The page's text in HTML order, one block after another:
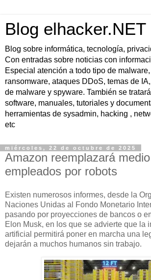
Blog elhacker.NET
Blog sobre informática, tecnología,
Con entradas sobre noticias con
Especial atención a todo tipo de malware,
ransomware, ataques DDoS, temas de
de malware y spyware. También se
software, manuales, tutoriales y
herramientas de sysadmin, hacking ,
etc
miércoles, 22 de octubre de 2025
Amazon reemplazará
empleados por robots
Existen numerosos informes, desde la
Naciones Unidas al Fondo Monetario
pasando por proyecciones de bancos o
Elon Musk, en los que se advierte que la
artificial permitirá poner en marcha una
dejarán a muchos humanos sin trabajo.